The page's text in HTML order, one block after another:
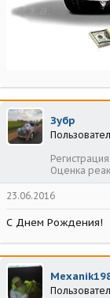
Зубр
Регистрация
Оценка
23.06.2016
С Днем Рождения!